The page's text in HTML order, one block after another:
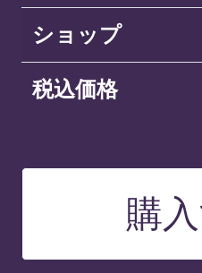
ショップ
税込価格
購